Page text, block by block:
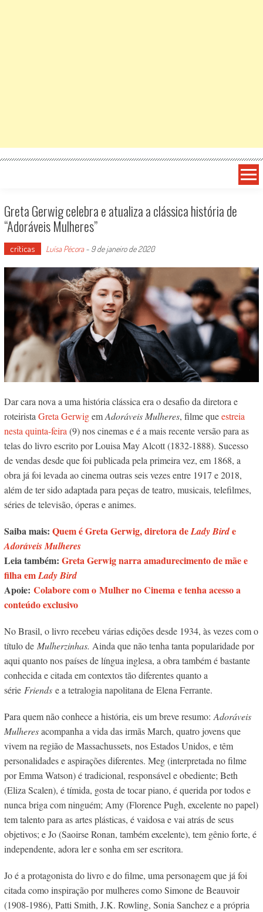
Greta Gerwig celebra e atualiza a clássica história de
“Adoráveis Mulheres”
críticas Luísa Pécora- 9 de janeiro de 2020
Dar cara nova a uma história clássica era o desafio da diretora e
roteiristaGreta GerwigemAdoráveis Mulheres, filme queestreia
nesta quinta-feira(9) nos cinemas e é a mais recente versão para as
telas do livro escrito por Louisa May Alcott (1832-1888). Sucesso
de vendas desde que foi publicada pela primeira vez, em 1868, a
obra já foi levada ao cinema outras seis vezes entre 1917 e 2018,
além de ter sido adaptada para peças de teatro, musicais, telefilmes,
séries de televisão, óperas e animes.
Saiba mais: Quem é Greta Gerwig, diretora deLady Birde
Adoráveis Mulheres
Leia também: Greta Gerwig narra amadurecimento de mãe e
filha emLady Bird
Apoie: Colabore com o Mulher no Cinema e tenha acesso a
conteúdo exclusivo
No Brasil, o livro recebeu várias edições desde 1934, às vezes com o
título de Mulherzinhas. Ainda que não tenha tanta popularidade por
aqui quanto nos países de língua inglesa, a obra também é bastante
conhecida e citada em contextos tão diferentes quanto a
série Friendse a tetralogia napolitana de Elena Ferrante.
Para quem não conhece a história, eis um breve resumo:Adoráveis
Mulheresacompanha a vida das irmãs March, quatro jovens que
vivem na região de Massachussets, nos Estados Unidos, e têm
personalidades e aspirações diferentes. Meg (interpretada no filme
por Emma Watson) é tradicional, responsável e obediente; Beth
(Eliza Scalen), é tímida, gosta de tocar piano, é querida por todos e
nunca briga com ninguém; Amy (Florence Pugh, excelente no papel)
tem talento para as artes plásticas, é vaidosa e vai atrás de seus
objetivos; e Jo (Saoirse Ronan, também excelente), tem gênio forte, é
independente, adora ler e sonha em ser escritora.
Jo é a protagonista do livro e do filme, uma personagem que já foi
citada como inspiração por mulheres como Simone de Beauvoir
(1908-1986), Patti Smith, J.K. Rowling, Sonia Sanchez e a própria